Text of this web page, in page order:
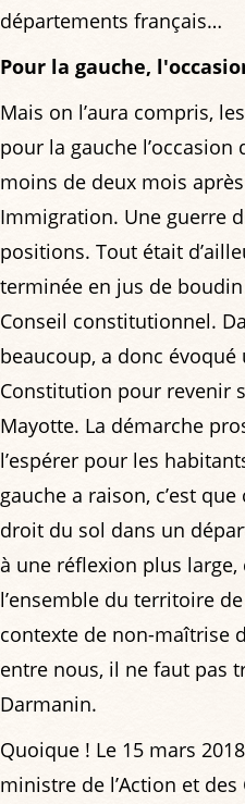
départements français…
Pour la gauche,
Mais on l’aura compris,
pour la gauche
moins de deux mois
Immigration. Une guerre
positions. Tout était
terminée en jus de
Conseil constitutionnel.
beaucoup, a donc
Constitution pour revenir
Mayotte. La démarche
l’espérer pour les
gauche a raison, c’est
droit du sol dans un
à une réflexion plus large,
l’ensemble du territoire
contexte de non-maîtrise
entre nous, il ne faut pas
Darmanin.
Quoique ! Le 15 mars
ministre de l’Action et